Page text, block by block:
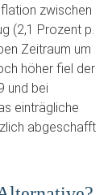
zwischen
(2,1 Prozent p.
Zeitraum um
höher fiel der
und bei
einträgliche
abgeschafft